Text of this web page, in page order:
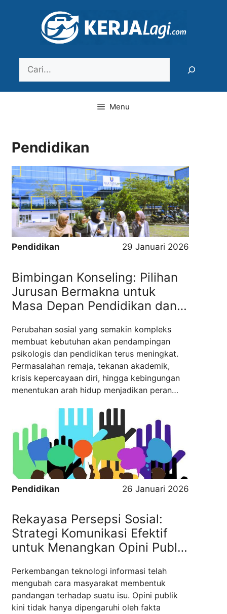
Menu
Pendidikan
Pendidikan 29 Januari 2026
Bimbingan Konseling: Pilihan
Jurusan Bermakna untuk
Masa Depan Pendidikan dan
Perubahan sosial yang semakin kompleks
membuat kebutuhan akan pendampingan
psikologis dan pendidikan terus meningkat.
Permasalahan remaja, tekanan akademik,
krisis kepercayaan diri, hingga kebingungan
menentukan arah hidup menjadikan peran
bimbingan konseling hadir sebagai jurusan
yang relevan, aplikatif, dan memiliki nilai
kemanusiaan yang tinggi. Bagi calon
mahasiswa yang ingin kuliah di Bandung, ...
Read more
Pendidikan 26 Januari 2026
Rekayasa Persepsi Sosial:
Strategi Komunikasi Efektif
untuk Menangkan Opini Publik
Perkembangan teknologi informasi telah
mengubah cara masyarakat membentuk
pandangan terhadap suatu isu. Opini publik
kini tidak hanya dipengaruhi oleh fakta